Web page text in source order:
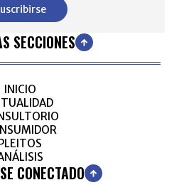
SECCIONES
INICIO
CONECTADO